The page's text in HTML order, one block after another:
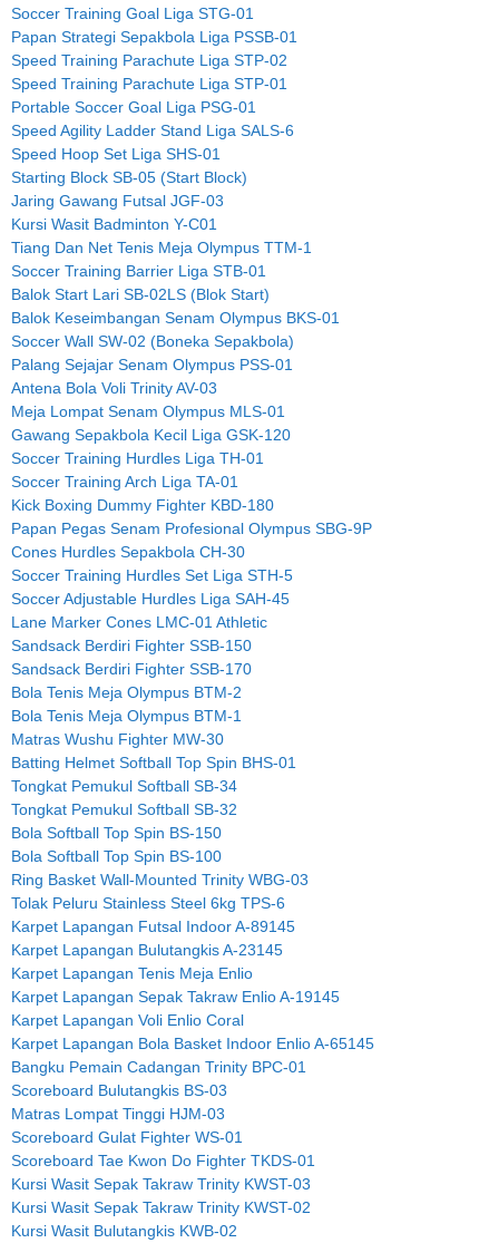
Soccer Training Goal Liga STG-01
Papan Strategi Sepakbola Liga PSSB-01
Speed Training Parachute Liga STP-02
Speed Training Parachute Liga STP-01
Portable Soccer Goal Liga PSG-01
Speed Agility Ladder Stand Liga SALS-6
Speed Hoop Set Liga SHS-01
Starting Block SB-05 (Start Block)
Jaring Gawang Futsal JGF-03
Kursi Wasit Badminton Y-C01
Tiang Dan Net Tenis Meja Olympus TTM-1
Soccer Training Barrier Liga STB-01
Balok Start Lari SB-02LS (Blok Start)
Balok Keseimbangan Senam Olympus BKS-01
Soccer Wall SW-02 (Boneka Sepakbola)
Palang Sejajar Senam Olympus PSS-01
Antena Bola Voli Trinity AV-03
Meja Lompat Senam Olympus MLS-01
Gawang Sepakbola Kecil Liga GSK-120
Soccer Training Hurdles Liga TH-01
Soccer Training Arch Liga TA-01
Kick Boxing Dummy Fighter KBD-180
Papan Pegas Senam Profesional Olympus SBG-9P
Cones Hurdles Sepakbola CH-30
Soccer Training Hurdles Set Liga STH-5
Soccer Adjustable Hurdles Liga SAH-45
Lane Marker Cones LMC-01 Athletic
Sandsack Berdiri Fighter SSB-150
Sandsack Berdiri Fighter SSB-170
Bola Tenis Meja Olympus BTM-2
Bola Tenis Meja Olympus BTM-1
Matras Wushu Fighter MW-30
Batting Helmet Softball Top Spin BHS-01
Tongkat Pemukul Softball SB-34
Tongkat Pemukul Softball SB-32
Bola Softball Top Spin BS-150
Bola Softball Top Spin BS-100
Ring Basket Wall-Mounted Trinity WBG-03
Tolak Peluru Stainless Steel 6kg TPS-6
Karpet Lapangan Futsal Indoor A-89145
Karpet Lapangan Bulutangkis A-23145
Karpet Lapangan Tenis Meja Enlio
Karpet Lapangan Sepak Takraw Enlio A-19145
Karpet Lapangan Voli Enlio Coral
Karpet Lapangan Bola Basket Indoor Enlio A-65145
Bangku Pemain Cadangan Trinity BPC-01
Scoreboard Bulutangkis BS-03
Matras Lompat Tinggi HJM-03
Scoreboard Gulat Fighter WS-01
Scoreboard Tae Kwon Do Fighter TKDS-01
Kursi Wasit Sepak Takraw Trinity KWST-03
Kursi Wasit Sepak Takraw Trinity KWST-02
Kursi Wasit Bulutangkis KWB-02